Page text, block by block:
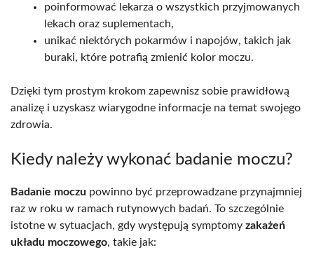
poinformować lekarza o wszystkich przyjmowanych
lekach oraz suplementach,
unikać niektórych pokarmów i napojów, takich jak
buraki, które potrafią zmienić kolor moczu.
Dzięki tym prostym krokom zapewnisz sobie prawidłową
analizę i uzyskasz wiarygodne informacje na temat swojego
zdrowia.
Kiedy należy wykonać badanie moczu?
Badanie moczu powinno być przeprowadzane przynajmniej
raz w roku w ramach rutynowych badań. To szczególnie
istotne w sytuacjach, gdy występują symptomy zakażeń
układu moczowego, takie jak: